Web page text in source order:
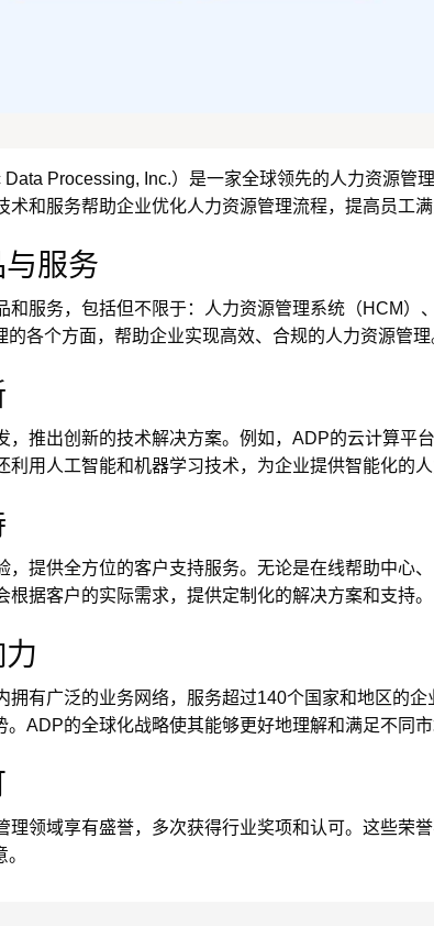
Processing, Inc.）是一家全球领先的人力资源管
术和服务帮助企业优化人力资源管理流程，提高员工满
服务
和服务，包括但不限于：人力资源管理系统（HCM
的各个方面，帮助企业实现高效、合规的人力资源管理
，推出创新的技术解决方案。例如，ADP的云计算平
利用人工智能和机器学习技术，为企业提供智能化的人
，提供全方位的客户支持服务。无论是在线帮助中心
根据客户的实际需求，提供定制化的解决方案和支持。
拥有广泛的业务网络，服务超过140个国家和地区的
。ADP的全球化战略使其能够更好地理解和满足不同市
理领域享有盛誉，多次获得行业奖项和认可。这些荣